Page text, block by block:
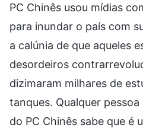
PC Chinês usou mídias
para inundar o país com
a calúnia de que aqueles
desordeiros
dizimaram milhares de
tanques. Qualquer
do PC Chinês sabe que é